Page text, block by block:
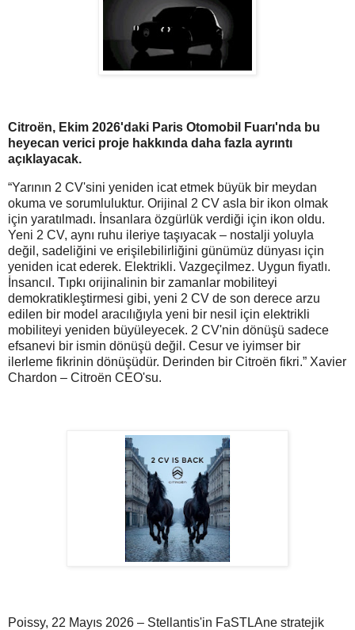
Citroën, Ekim 2026'daki Paris Otomobil Fuarı'nda bu
heyecan verici proje hakkında daha fazla ayrıntı
açıklayacak.
“Yarının 2 CV'sini yeniden icat etmek büyük bir meydan
okuma ve sorumluluktur. Orijinal 2 CV asla bir ikon olmak
için yaratılmadı. İnsanlara özgürlük verdiği için ikon oldu.
Yeni 2 CV, aynı ruhu ileriye taşıyacak – nostalji yoluyla
değil, sadeliğini ve erişilebilirliğini günümüz dünyası için
yeniden icat ederek. Elektrikli. Vazgeçilmez. Uygun fiyatlı.
İnsancıl. Tıpkı orijinalinin bir zamanlar mobiliteyi
demokratikleştirmesi gibi, yeni 2 CV de son derece arzu
edilen bir model aracılığıyla yeni bir nesil için elektrikli
mobiliteyi yeniden büyüleyecek. 2 CV'nin dönüşü sadece
efsanevi bir ismin dönüşü değil. Cesur ve iyimser bir
ilerleme fikrinin dönüşüdür. Derinden bir Citroën fikri.” Xavier
Chardon – Citroën CEO'su.
Poissy, 22 Mayıs 2026 – Stellantis'in FaSTLAne stratejik